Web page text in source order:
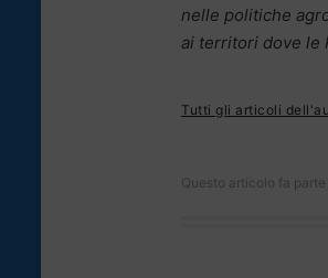
nelle politiche
ai territori dove le
Tutti gli articoli
Questo articolo fa